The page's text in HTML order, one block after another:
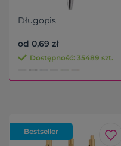
Długopis
od 0,69 zł
Dostępność: 35489 szt.
Bestseller